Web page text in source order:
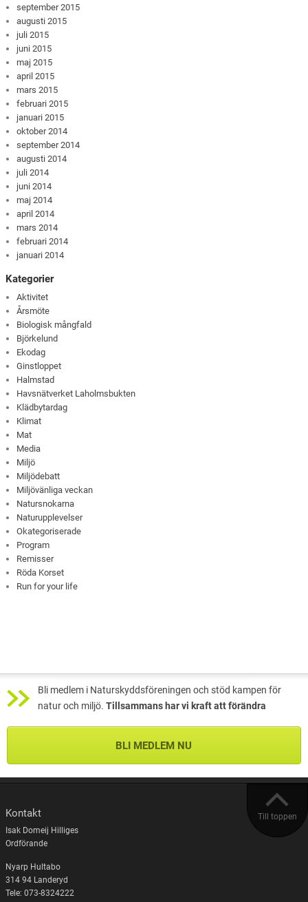
september 2015
augusti 2015
juli 2015
juni 2015
maj 2015
april 2015
mars 2015
februari 2015
januari 2015
oktober 2014
september 2014
augusti 2014
juli 2014
juni 2014
maj 2014
april 2014
mars 2014
februari 2014
januari 2014
Kategorier
Aktivitet
Årsmöte
Biologisk mångfald
Björkelund
Ekodag
Ginstloppet
Halmstad
Havsnätverket Laholmsbukten
Klädbytardag
Klimat
Mat
Media
Miljö
Miljödebatt
Miljövänliga veckan
Natursnokarna
Naturupplevelser
Okategoriserade
Program
Remisser
Röda Korset
Run for your life
Bli medlem i Naturskyddsföreningen och stöd kampen för
natur och miljö. Tillsammans har vi kraft att förändra
BLI MEDLEM NU
Till toppen
Kontakt
Isak Domeij Hilliges
Ordförande
Nyarp Hultabo
314 94 Landeryd
Tele: 073-8324222